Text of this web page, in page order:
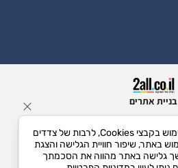
בניית אתרים
לידיעתך, באתרנו נעשה שימוש בקבצי Cookies, לרבות של צדדים
באתר, שיפור חוויית הגלישה והצגת
גלישה באתר מהווה את הסכמתך